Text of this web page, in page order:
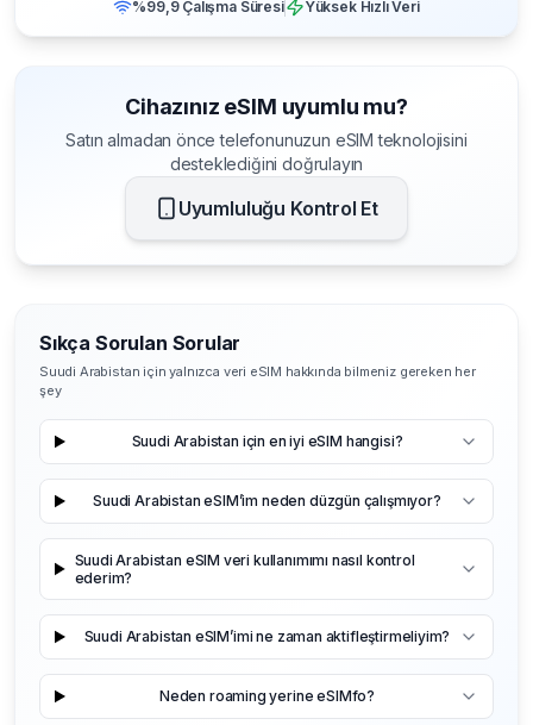
%99,9 Çalışma Süresi Yüksek Hızlı Veri
Cihazınız eSIM uyumlu mu?
Satın almadan önce telefonunuzun eSIM teknolojisini
desteklediğini doğrulayın
Uyumluluğu Kontrol Et
Sıkça Sorulan Sorular
Suudi Arabistan için yalnızca veri eSIM hakkında bilmeniz gereken her
şey
Suudi Arabistan için en iyi eSIM hangisi?
Suudi Arabistan eSIM’im neden düzgün çalışmıyor?
Suudi Arabistan eSIM veri kullanımımı nasıl kontrol
ederim?
Suudi Arabistan eSIM’imi ne zaman aktifleştirmeliyim?
Neden roaming yerine eSIMfo?